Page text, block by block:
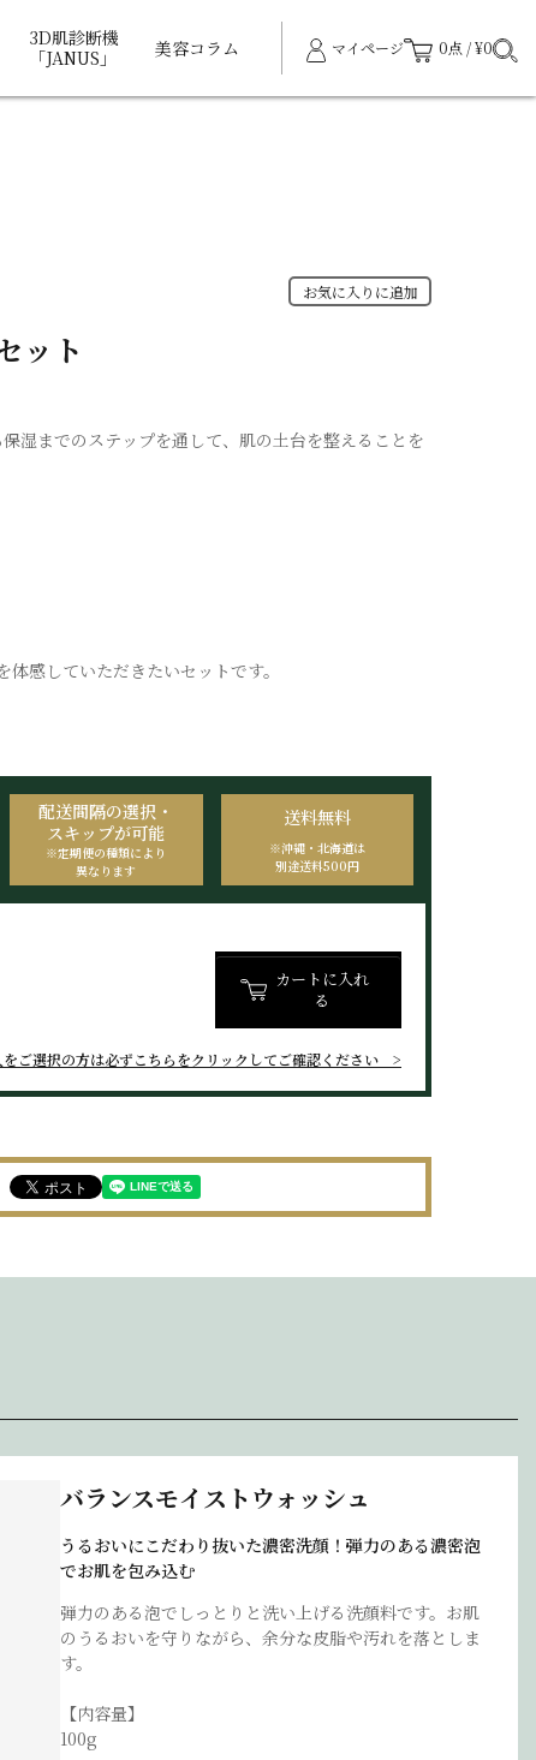
3D肌診断機
「JANUS」
美容コラム マイページ 0点 / ¥0
お気に入りに追加
ット
までのステップを通して、肌の土台を整えることを
感していただきたいセットです。
配送間隔の選択・
スキップが可能
※定期便の種類により
異なります
送料無料
※沖縄・北海道は
別途送料500円
カートに入れ
る
ご選択の方は必ずこちらをクリックしてご確認ください
バランスモイストウォッシュ
うるおいにこだわり抜いた濃密洗顔！弾力のある濃密泡
でお肌を包み込む
弾力のある泡でしっとりと洗い上げる洗顔料です。お肌
のうるおいを守りながら、余分な皮脂や汚れを落としま
す。
【内容量】
100g